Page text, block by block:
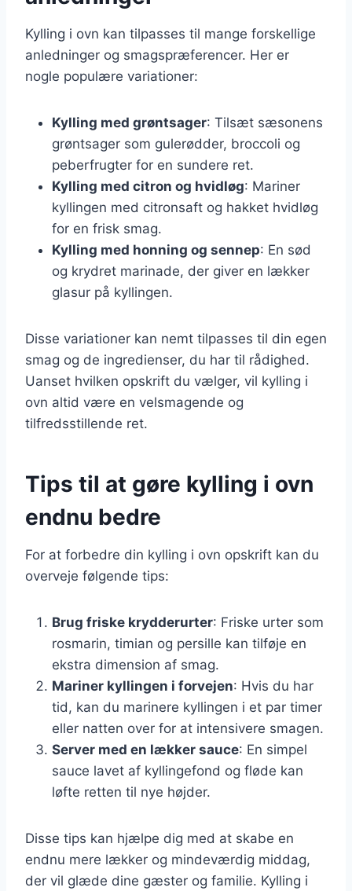
Kylling i ovn kan tilpasses til mange forskellige
anledninger og smagspræferencer. Her er
nogle populære variationer:
Kylling med grøntsager: Tilsæt sæsonens
grøntsager som gulerødder, broccoli og
peberfrugter for en sundere ret.
Kylling med citron og hvidløg: Mariner
kyllingen med citronsaft og hakket hvidløg
for en frisk smag.
Kylling med honning og sennep: En sød
og krydret marinade, der giver en lækker
glasur på kyllingen.
Disse variationer kan nemt tilpasses til din egen
smag og de ingredienser, du har til rådighed.
Uanset hvilken opskrift du vælger, vil kylling i
ovn altid være en velsmagende og
tilfredsstillende ret.
Tips til at gøre kylling i ovn
endnu bedre
For at forbedre din kylling i ovn opskrift kan du
overveje følgende tips:
Brug friske krydderurter: Friske urter som
rosmarin, timian og persille kan tilføje en
ekstra dimension af smag.
Mariner kyllingen i forvejen: Hvis du har
tid, kan du marinere kyllingen i et par timer
eller natten over for at intensivere smagen.
Server med en lækker sauce: En simpel
sauce lavet af kyllingefond og fløde kan
løfte retten til nye højder.
Disse tips kan hjælpe dig med at skabe en
endnu mere lækker og mindeværdig middag,
der vil glæde dine gæster og familie. Kylling i